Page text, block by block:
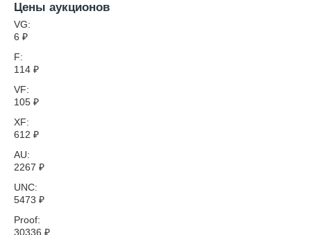
Цены аукционов
VG:
6 ₽
F:
114 ₽
VF:
105 ₽
XF:
612 ₽
AU:
2267 ₽
UNC:
5473 ₽
Proof:
30336 ₽